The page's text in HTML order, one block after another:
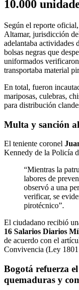
10.000
Según el reporte
Altamar, jurisdicción
adelantaba actividades
bolsas negras que
uniformados
transportaba material
En total, fueron
mariposas, culebras,
para distribución
Multa y sanción
El teniente coronel
Kennedy de la Policía
“Mientras la
labores de
observó a una
verificar, se
pirotécnico”.
El ciudadano recibió
16 Salarios Diarios
de acuerdo con el
Convivencia (Ley
Bogotá refuerza
quemaduras y